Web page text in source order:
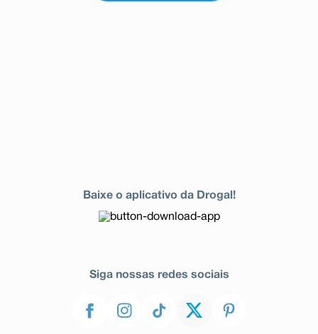
Baixe o aplicativo da Drogal!
Siga nossas redes sociais